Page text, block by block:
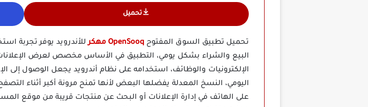
تحميل
تحميل تطبيق السوق المفتوح OpenSooq مهكر
للأندرويد يوفر تجربة
البيع والشراء بشكل يومي، التطبيق في الأساس مخصص لعرض
الإلكترونيات والوظائف، استخدامه على نظام أندرويد يجعل الوصول
اليومي، النسخ المعدلة يفضلها البعض لأنها تمنح مرونة أكبر أثناء
على الهاتف في إدارة الإعلانات أو البحث عن منتجات قريبة من موقع